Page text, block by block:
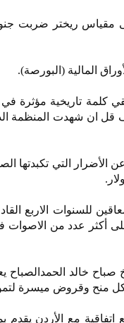
لهزة أرضية بقوة 8ر3 درجة على
يلقي كلمة تاريخية مؤثرة
قل ان شهدت المنظمة
الأضرار التي تكبدتها
المعاقين للسنوات
أكثر عدد من الاصوات
منح وقروض ميسرة